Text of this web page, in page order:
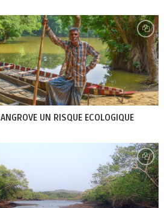
UN RISQUE ECOLOGIQUE